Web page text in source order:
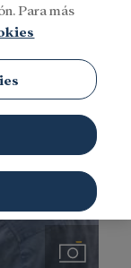
Imágenes
Para más